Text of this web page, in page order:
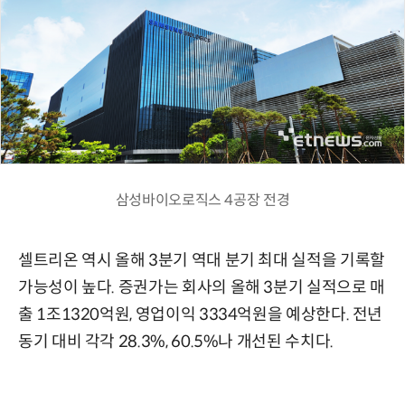
삼성바이오로직스 4공장 전경
셀트리온 역시 올해 3분기 역대 분기 최대 실적을 기록할
가능성이 높다. 증권가는 회사의 올해 3분기 실적으로 매
출 1조1320억원, 영업이익 3334억원을 예상한다. 전년
동기 대비 각각 28.3%, 60.5%나 개선된 수치다.